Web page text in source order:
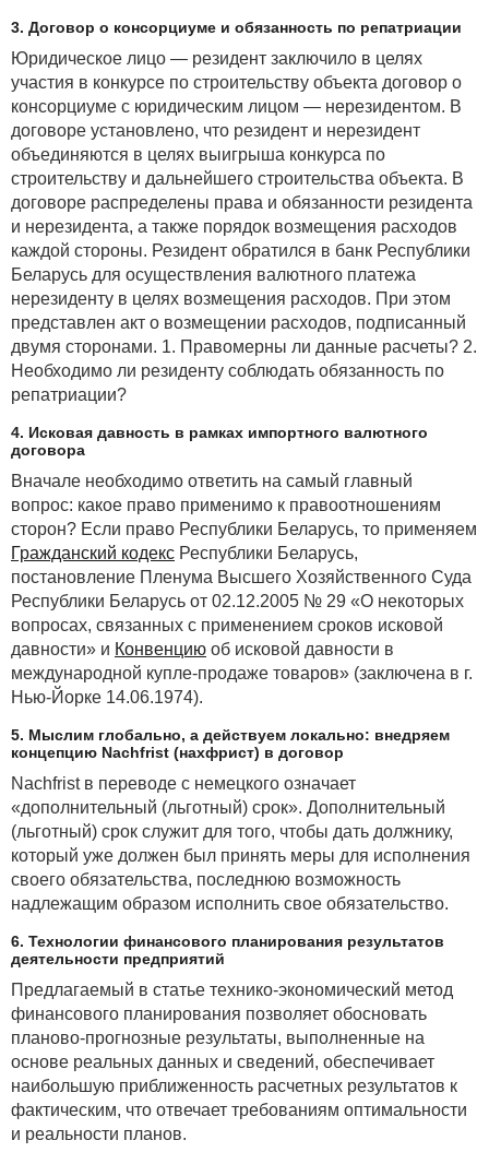
3. Договор о консорциуме и обязанность по репатриации
Юридическое лицо — резидент заключило в целях
участия в конкурсе по строительству объекта договор о
консорциуме с юридическим лицом — нерезидентом. В
договоре установлено, что резидент и нерезидент
объединяются в целях выигрыша конкурса по
строительству и дальнейшего строительства объекта. В
договоре распределены права и обязанности резидента
и нерезидента, а также порядок возмещения расходов
каждой стороны. Резидент обратился в банк Республики
Беларусь для осуществления валютного платежа
нерезиденту в целях возмещения расходов. При этом
представлен акт о возмещении расходов, подписанный
двумя сторонами. 1. Правомерны ли данные расчеты? 2.
Необходимо ли резиденту соблюдать обязанность по
репатриации?
4. Исковая давность в рамках импортного валютного
договора
Вначале необходимо ответить на самый главный
вопрос: какое право применимо к правоотношениям
сторон? Если право Республики Беларусь, то применяем
Гражданский кодекс Республики Беларусь,
постановление Пленума Высшего Хозяйственного Суда
Республики Беларусь от 02.12.2005 № 29 «О некоторых
вопросах, связанных с применением сроков исковой
давности» и Конвенцию об исковой давности в
международной купле-продаже товаров» (заключена в г.
Нью-Йорке 14.06.1974).
5. Мыслим глобально, а действуем локально: внедряем
концепцию Nachfrist (нахфрист) в договор
Nachfrist в переводе с немецкого означает
«дополнительный (льготный) срок». Дополнительный
(льготный) срок служит для того, чтобы дать должнику,
который уже должен был принять меры для исполнения
своего обязательства, последнюю возможность
надлежащим образом исполнить свое обязательство.
6. Технологии финансового планирования результатов
деятельности предприятий
Предлагаемый в статье технико-экономический метод
финансового планирования позволяет обосновать
планово-прогнозные результаты, выполненные на
основе реальных данных и сведений, обеспечивает
наибольшую приближенность расчетных результатов к
фактическим, что отвечает требованиям оптимальности
и реальности планов.